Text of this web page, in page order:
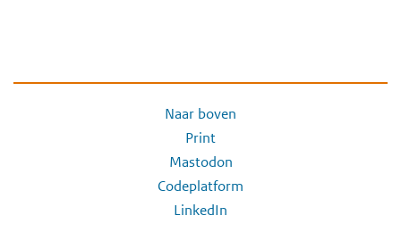
Naar boven
Print
Mastodon
Codeplatform
LinkedIn